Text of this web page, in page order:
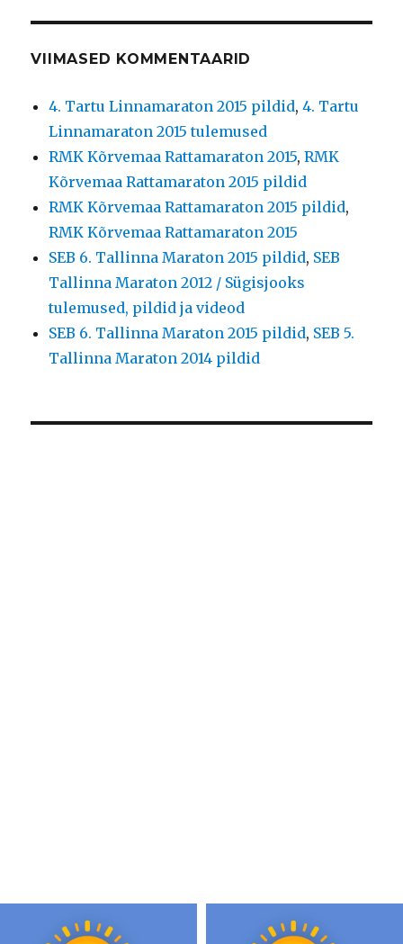
VIIMASED KOMMENTAARID
4. Tartu Linnamaraton 2015 pildid,4. Tartu
Linnamaraton 2015 tulemused
RMK Kõrvemaa Rattamaraton 2015,RMK
Kõrvemaa Rattamaraton 2015 pildid
RMK Kõrvemaa Rattamaraton 2015 pildid,
RMK Kõrvemaa Rattamaraton 2015
SEB 6. Tallinna Maraton 2015 pildid, SEB
Tallinna Maraton 2012 / Sügisjooks
tulemused, pildid ja videod
SEB 6. Tallinna Maraton 2015 pildid, SEB 5.
Tallinna Maraton 2014 pildid